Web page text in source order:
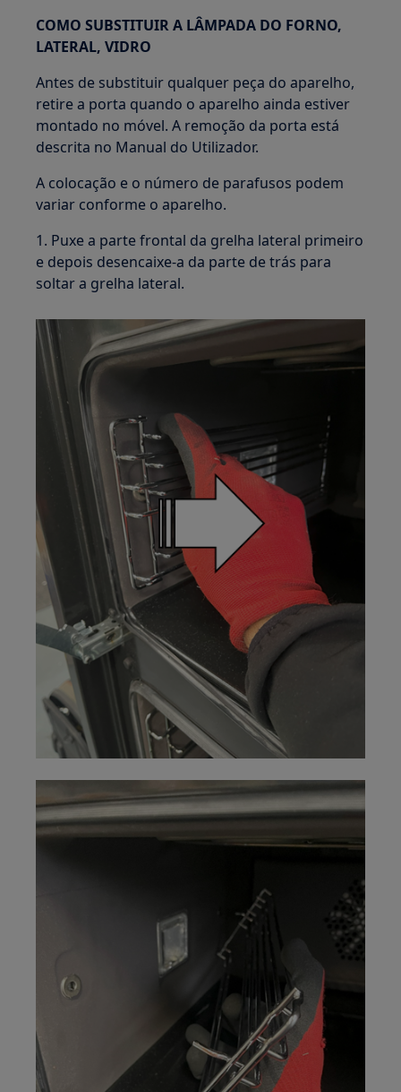
COMO SUBSTITUIR A LÂMPADA DO FORNO,
LATERAL, VIDRO
Antes de substituir qualquer peça do aparelho,
retire a porta quando o aparelho ainda estiver
montado no móvel. A remoção da porta está
descrita no Manual do Utilizador.
A colocação e o número de parafusos podem
variar conforme o aparelho.
1. Puxe a parte frontal da grelha lateral primeiro
e depois desencaixe-a da parte de trás para
soltar a grelha lateral.